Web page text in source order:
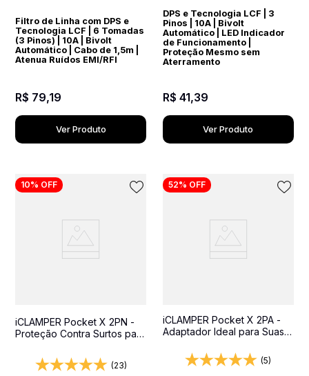
Filtro de Linha com DPS e
Tecnologia LCF | 6 Tomadas
(3 Pinos) | 10A | Bivolt
Automático | Cabo de 1,5m |
Atenua Ruídos EMI/RFI
R$ 79,19
Ver Produto
DPS e Tecnologia LCF | 3
Pinos | 10A | Bivolt
Automático | LED Indicador
de Funcionamento |
Proteção Mesmo sem
Aterramento
R$ 41,39
Ver Produto
10% OFF
iCLAMPER Pocket X 2PN -
Proteção Contra Surtos para
(23)
52% OFF
iCLAMPER Pocket X 2PA -
Adaptador Ideal para Suas
(5)